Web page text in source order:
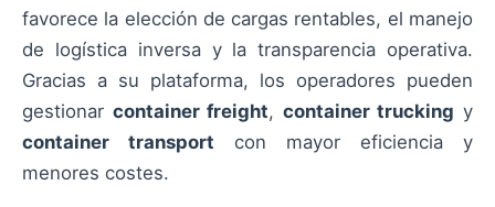
favorece la elección de cargas rentables, el manejo
de logística inversa y la transparencia operativa.
Gracias a su plataforma, los operadores pueden
gestionar container freight, container trucking y
container transport con mayor eficiencia y
menores costes.